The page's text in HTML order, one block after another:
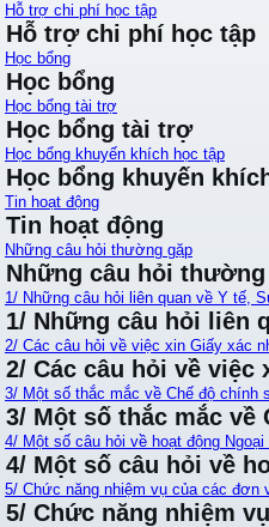
Hỗ trợ chi phí học tập
Hỗ trợ chi phí học tập
Học bổng
Học bổng
Học bổng tài trợ
Học bổng tài trợ
Học bổng khuyến khích học tập
Học bổng khuyến
Tin hoạt động
Tin hoạt động
Những câu hỏi thường gặp
Những câu hỏi thường
1/ Những câu hỏi liên quan về Y tế,
1/ Những câu hỏi liên
2/ Các câu hỏi về việc xin Giấy xác
2/ Các câu hỏi về việc
3/ Một số thắc mắc về Chế độ chính
3/ Một số thắc mắc về
4/ Một số câu hỏi về hoạt động
4/ Một số câu hỏi về
5/ Chức năng nhiệm vụ của các đơn
5/ Chức năng nhiệm